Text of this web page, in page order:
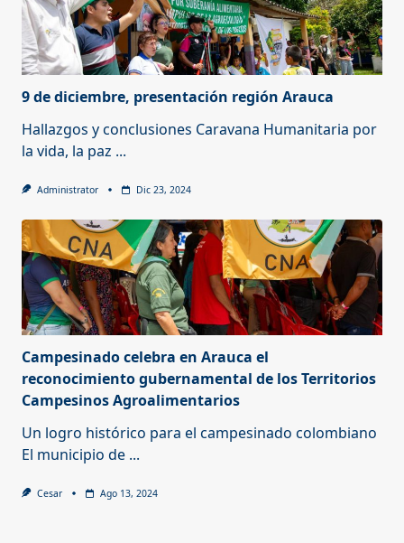
9 de diciembre, presentación región Arauca
Hallazgos y conclusiones Caravana Humanitaria por
la vida, la paz ...
Administrator Dic 23, 2024
Campesinado celebra en Arauca el
reconocimiento gubernamental de los Territorios
Campesinos Agroalimentarios
Un logro histórico para el campesinado colombiano
El municipio de ...
Cesar Ago 13, 2024